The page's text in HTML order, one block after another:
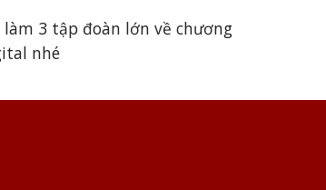
3 tập đoàn lớn về chương
nhé